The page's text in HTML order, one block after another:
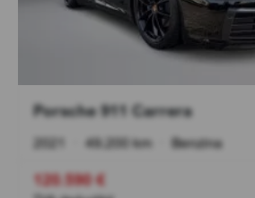
Porsche 911 Carrera
2021 49.200 km Benzina
120.590 €